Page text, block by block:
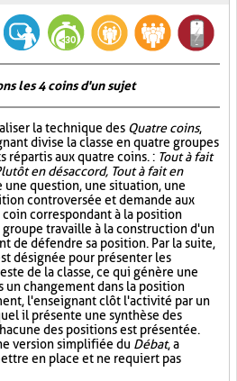
les 4 coins d'un sujet
la technique des Quatre coins,
divise la classe en quatre groupes
répartis aux quatre coins. : Tout à fait
en désaccord, Tout à fait en
une question, une situation, une
controversée et demande aux
correspondant à la position
travaille à la construction d'un
de défendre sa position. Par la suite,
désignée pour présenter les
de la classe, ce qui génère une
un changement dans la position
l'enseignant clôt l'activité par un
il présente une synthèse des
des positions est présentée.
version simplifiée du Débat, a
en place et ne requiert pas